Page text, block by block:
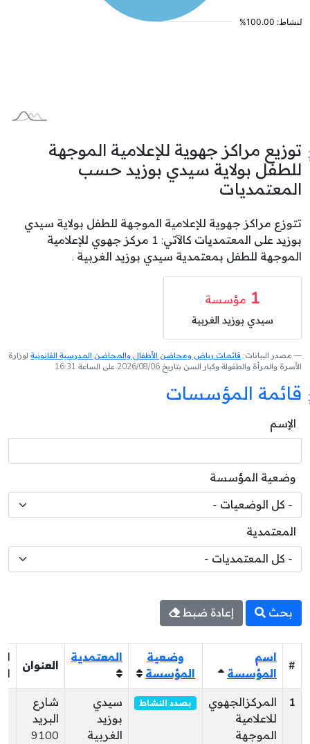
توزيع مراكز جهوية للإعلامية الموجهة
للطفل بولاية سيدي بوزيد حسب
المعتمديات
تتوزع مراكز جهوية للإعلامية الموجهة للطفل بولاية سيدي
بوزيد على المعتمديات كالآتي: 1 مركز جهوي للإعلامية
الموجهة للطفل بمعتمدية سيدي بوزيد الغربية .
1 مؤسسة
سيدي بوزيد الغربية
مصدر البيانات: قائمات رياض ومحاضن الأطفال والمحاضن المدرسية القانونية لوزارة
الأسرة والمرأة والطفولة وكبار السن بتاريخ 2026/08/06 على الساعة 16:31
قائمة المؤسسات
الإسم
وضعية المؤسسة
المعتمدية
بحث إعادة ضبط
#
اسم
المؤسسة
وضعية
المؤسسة
المعتمدية
العنوان
1
المركزالجهوي
للاعلامية
الموجهة
بصدد النشاط
سيدي
بوزيد
الغربية
شارع
البريد
9100